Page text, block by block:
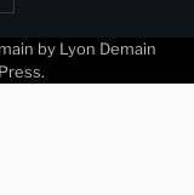
by Lyon Demain
.